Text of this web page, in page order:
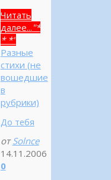
Читать
далее... "*
* *"
Разные
стихи (не
вошедшие
в
рубрики)
До тебя
от Solnce
14.11.2006
0